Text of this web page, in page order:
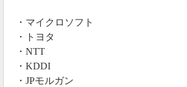
・マイクロソフト
・トヨタ
・NTT
・KDDI
・JPモルガン